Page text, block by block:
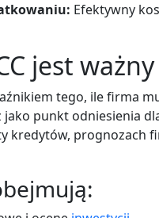
Efektywny
jest ważny
tego, ile firma
jako punkt odniesienia
kredytów, prognozach